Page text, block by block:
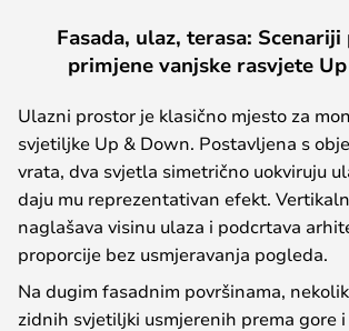
Fasada, ulaz, terasa:
primjene vanjske rasvjete
Ulazni prostor je klasično mjesto za
svjetiljke Up & Down. Postavljena s
vrata, dva svjetla simetrično uokviruju
daju mu reprezentativan efekt.
naglašava visinu ulaza i podcrtava
proporcije bez usmjeravanja pogleda.
Na dugim fasadnim površinama,
zidnih svjetiljki usmjerenih prema gore